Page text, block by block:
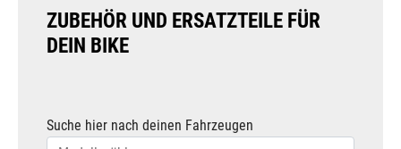
ZUBEHÖR UND ERSATZTEILE FÜR
DEIN BIKE
Suche hier nach deinen Fahrzeugen